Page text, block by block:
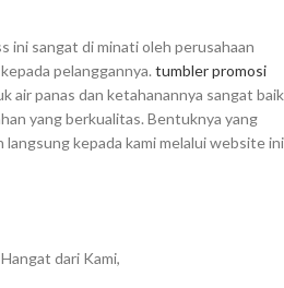
ini sangat di minati oleh perusahaan
pelanggannya. tumbler promosi
air panas dan ketahanannya sangat baik
yang berkualitas. Bentuknya yang
langsung kepada kami melalui website ini
dari Kami,